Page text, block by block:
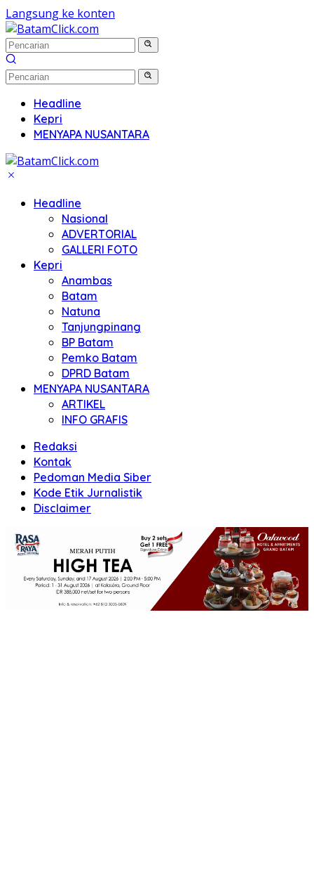
Langsung ke konten
Headline
Kepri
MENYAPA NUSANTARA
Headline
Nasional
ADVERTORIAL
GALLERI FOTO
Kepri
Anambas
Batam
Natuna
Tanjungpinang
BP Batam
Pemko Batam
DPRD Batam
MENYAPA NUSANTARA
ARTIKEL
INFO GRAFIS
Redaksi
Kontak
Pedoman Media Siber
Kode Etik Jurnalistik
Disclaimer